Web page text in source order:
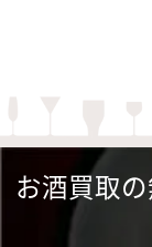
お酒買取